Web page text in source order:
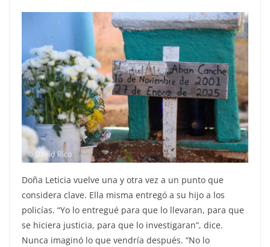
Doña Leticia vuelve una y otra vez a un punto que
considera clave. Ella misma entregó a su hijo a los
policías. “Yo lo entregué para que lo llevaran, para que
se hiciera justicia, para que lo investigaran”, dice.
Nunca imaginó lo que vendría después. “No lo